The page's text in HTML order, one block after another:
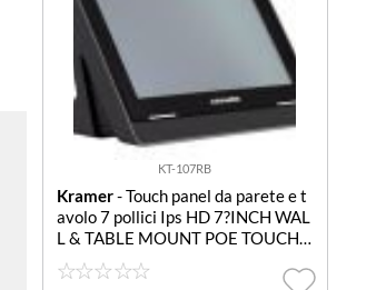
KT-107RB
Kramer- Touch panel da parete e t
avolo 7 pollici Ips HD 7?INCH WAL
L & TABLE MOUNT POE TOUCH P
ANEL - BANDWIDTH TO 5.35GHZ